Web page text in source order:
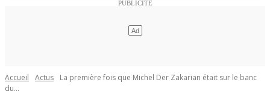
Accueil Actus
La première fois que Michel Der Zakarian était sur le banc
du...